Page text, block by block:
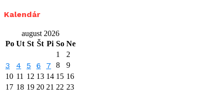
Kalendár
august 2026
Po Ut St Št Pi So Ne
1
2
3 4 5 6 7 8
9
10 11 12 13 14 15 16
17 18 19 20 21 22 23